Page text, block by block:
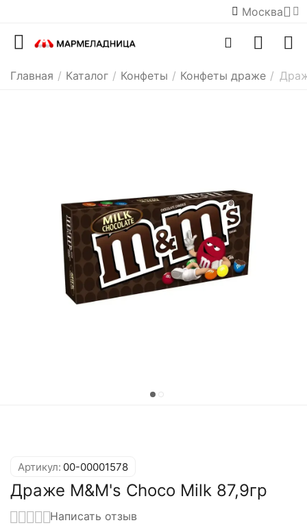
Москва
Главная / Каталог / Конфеты / Конфеты драже /
Артикул: 00-00001578
Драже M&M's Choco Milk 87,9гр
Написать отзыв